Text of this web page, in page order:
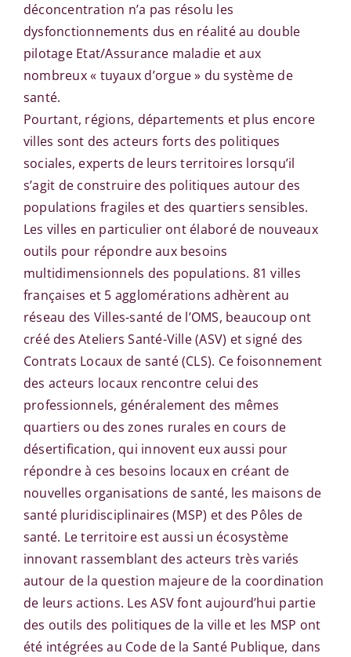
déconcentration n’a pas résolu les
dysfonctionnements dus en réalité au double
pilotage Etat/Assurance maladie et aux
nombreux « tuyaux d’orgue » du système de
santé.
Pourtant, régions, départements et plus encore
villes sont des acteurs forts des politiques
sociales, experts de leurs territoires lorsqu’il
s’agit de construire des politiques autour des
populations fragiles et des quartiers sensibles.
Les villes en particulier ont élaboré de nouveaux
outils pour répondre aux besoins
multidimensionnels des populations. 81 villes
françaises et 5 agglomérations adhèrent au
réseau des Villes-santé de l’OMS, beaucoup ont
créé des Ateliers Santé-Ville (ASV) et signé des
Contrats Locaux de santé (CLS). Ce foisonnement
des acteurs locaux rencontre celui des
professionnels, généralement des mêmes
quartiers ou des zones rurales en cours de
désertification, qui innovent eux aussi pour
répondre à ces besoins locaux en créant de
nouvelles organisations de santé, les maisons de
santé pluridisciplinaires (MSP) et des Pôles de
santé. Le territoire est aussi un écosystème
innovant rassemblant des acteurs très variés
autour de la question majeure de la coordination
de leurs actions. Les ASV font aujourd’hui partie
des outils des politiques de la ville et les MSP ont
été intégrées au Code de la Santé Publique, dans